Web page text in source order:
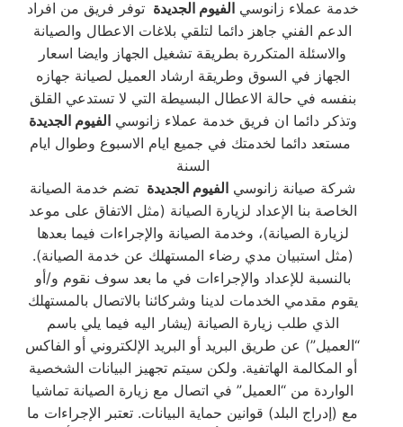
خدمة عملاء زانوسيالفيوم الجديدة توفر فريق من افراد
الدعم الفني جاهز دائما لتلقي بلاغات الاعطال والصيانة
والاسئلة المتكررة بطريقة تشغيل الجهاز وايضا اسعار
الجهاز في السوق وطريقة ارشاد العميل لصيانة جهازه
بنفسه في حالة الاعطال البسيطة التي لا تستدعي القلق
وتذكر دائما ان فريق خدمة عملاء زانوسيالفيوم الجديدة
مستعد دائما لخدمتك في جميع ايام الاسبوع وطوال ايام
السنة
شركة صيانة زانوسي الفيوم الجديدة تضم خدمة الصيانة
الخاصة بنا الإعداد لزيارة الصيانة (مثل الاتفاق على موعد
لزيارة الصيانة)، وخدمة الصيانة والإجراءات فيما بعدها
(مثل استبيان مدي رضاء المستهلك عن خدمة الصيانة).
بالنسبة للإعداد والإجراءات في ما بعد سوف نقوم و/أو
يقوم مقدمي الخدمات لدينا وشركائنا بالاتصال بالمستهلك
الذي طلب زيارة الصيانة (يشار اليه فيما يلي باسم
“العميل”) عن طريق البريد أو البريد الإلكتروني أو الفاكس
أو المكالمة الهاتفية. ولكن سيتم تجهيز البيانات الشخصية
الواردة من “العميل” في اتصال مع زيارة الصيانة تماشيا
مع (إدراج البلد) قوانين حماية البيانات. تعتبر الإجراءات ما